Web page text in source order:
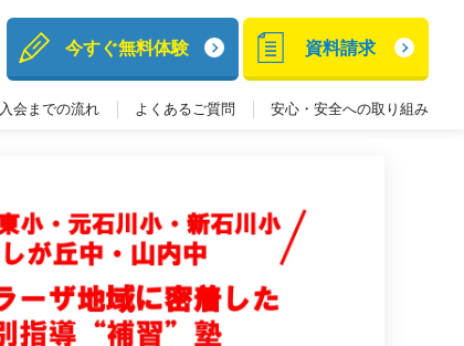
今すぐ無料体験 資料請求
入会までの流れ よくあるご質問 安心・安全への取り組み